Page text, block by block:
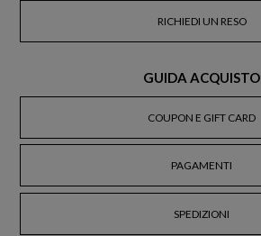
RICHIEDI UN RESO
GUIDA ACQUISTO
COUPON E GIFT CARD
PAGAMENTI
SPEDIZIONI